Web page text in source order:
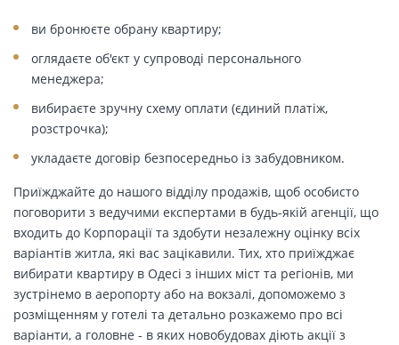
ви бронюєте обрану квартиру;
оглядаєте об'єкт у супроводі персонального
менеджера;
вибираєте зручну схему оплати (єдиний платіж,
розстрочка);
укладаєте договір безпосередньо із забудовником.
Приїжджайте до нашого відділу продажів, щоб особисто
поговорити з ведучими експертами в будь-якій агенції, що
входить до Корпорації та здобути незалежну оцінку всіх
варіантів житла, які вас зацікавили. Тих, хто приїжджає
вибирати квартиру в Одесі з інших міст та регіонів, ми
зустрінемо в аеропорту або на вокзалі, допоможемо з
розміщенням у готелі та детально розкажемо про всі
варіанти, а головне - в яких новобудовах діють акції з